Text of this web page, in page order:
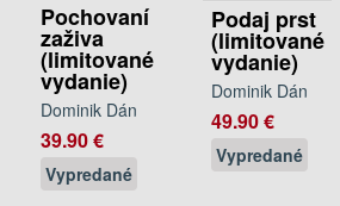
Pochovaní
zaživa
(limitované
vydanie)
Dominik Dán
39.90 €
Vypredané
Podaj prst
(limitované
vydanie)
Dominik Dán
49.90 €
Vypredané